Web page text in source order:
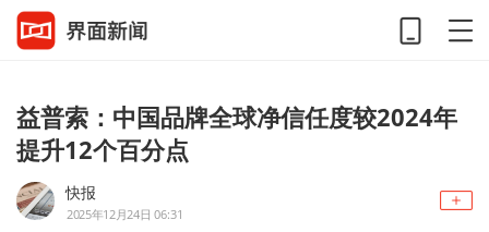
益普索：中国品牌全球净信任度较2024年
提升12个百分点
快报
2025年12月24日 06:31